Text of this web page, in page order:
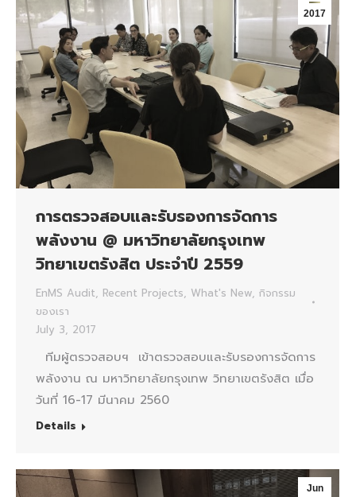
2017
การตรวจสอบและรับรองการจัดการ
พลังงาน @ มหาวิทยาลัยกรุงเทพ
วิทยาเขตรังสิต ประจำปี 2559
EnMS Audit, Recent Projects, What's New, กิจกรรม
ของเรา
July 3, 2017
ทีมผู้ตรวจสอบฯ เข้าตรวจสอบและรับรองการจัดการ
พลังงาน ณ มหาวิทยาลัยกรุงเทพ วิทยาเขตรังสิต เมื่อ
วันที่ 16-17 มีนาคม 2560
Details
Jun